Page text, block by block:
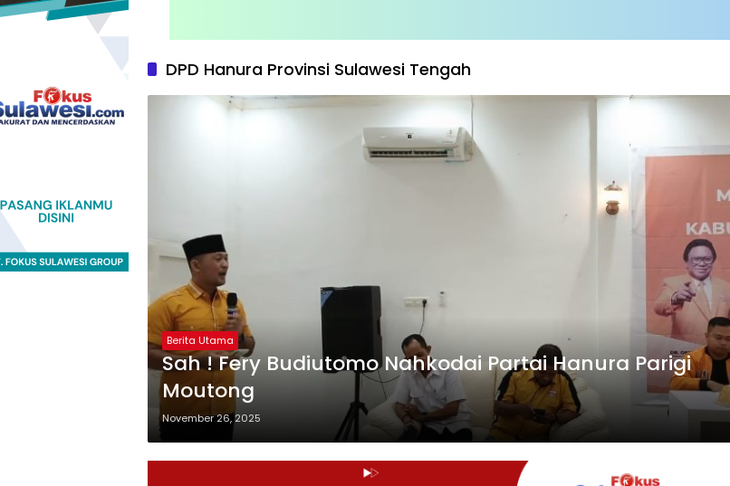
DPD Hanura Provinsi Sulawesi Tengah
Berita Utama
Sah ! Fery Budiutomo Nahkodai Partai Hanura Parigi
Moutong
November 26, 2025